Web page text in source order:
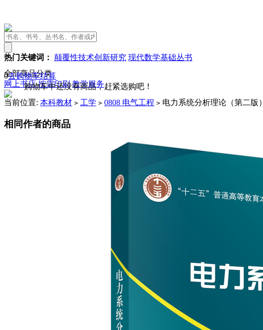
热门关键词： 颠覆性技术创新研究 现代数学基础丛书
0去购物车结算
购物车中还没有商品，赶紧选购吧！
全部商品分类
网上书店按需印刷 教学服务
当前位置: 本科教材 > 工学 > 0808 电气工程 > 电力系统分析理论（第二版）
相同作者的商品